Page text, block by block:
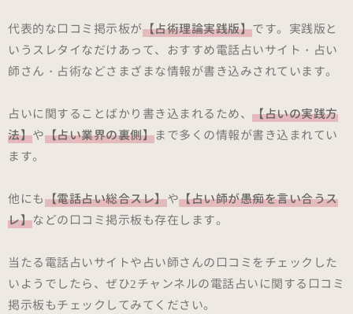
代表的な口コミ掲示板が【占術理論実践版】です。実践版と
いうスレタイなだけあって、おすすめ電話占いサイト・占い
師さん・占術などさまざまな情報が書き込みされています。
占いに関することばかり書き込まれるため、 【占いの実践方
法】や【占い業界の裏側】まで多くの情報が書き込まれてい
ます。
他にも【電話占い総合スレ】や【占い師が愚痴を言い合うス
レ】などの口コミ掲示板も存在します。
当たる電話占いサイトや占い師さんの口コミをチェックした
いようでしたら、ぜひ2チャンネルの電話占いに関する口コミ
掲示板もチェックしてみてください。